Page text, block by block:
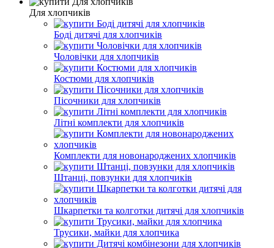
Для хлопчиків
Боді дитячі для хлопчиків
Чоловічки для хлопчиків
Костюми для хлопчиків
Пісочники для хлопчиків
Літні комплекти для хлопчиків
Комплекти для новонароджених хлопчиків
Штанці, повзунки для хлопчиків
Шкарпетки та колготки дитячі для хлопчиків
Трусики, майки для хлопчика